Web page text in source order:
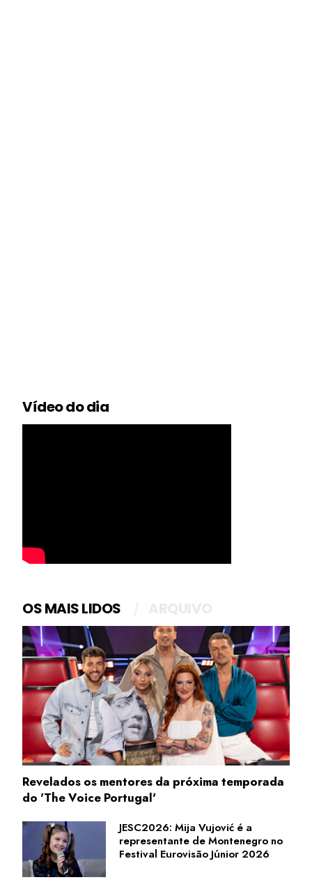
Vídeo do dia
OS MAIS LIDOS
Revelados os mentores da próxima temporada
do 'The Voice Portugal'
JESC2026: Mija Vujović é a
representante de Montenegro no
Festival Eurovisão Júnior 2026